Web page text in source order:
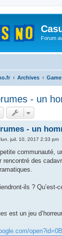
Forum
Archives
- un
- un
lun. juil. 10, 2017 2:33 pm
communauté,
rencontré des
ils ?
est un jeu